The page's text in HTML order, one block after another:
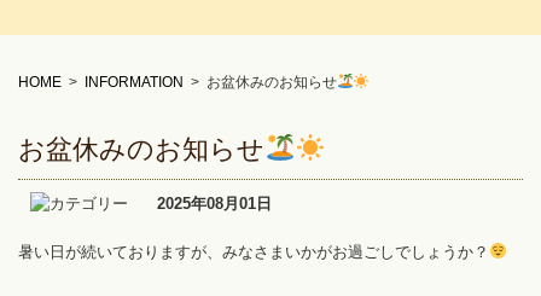
HOME > INFORMATION > お盆休みのお知らせ
お盆休みのお知らせ
2025年08月01日
暑い日が続いておりますが、みなさまいかがお過ごしでしょうか？